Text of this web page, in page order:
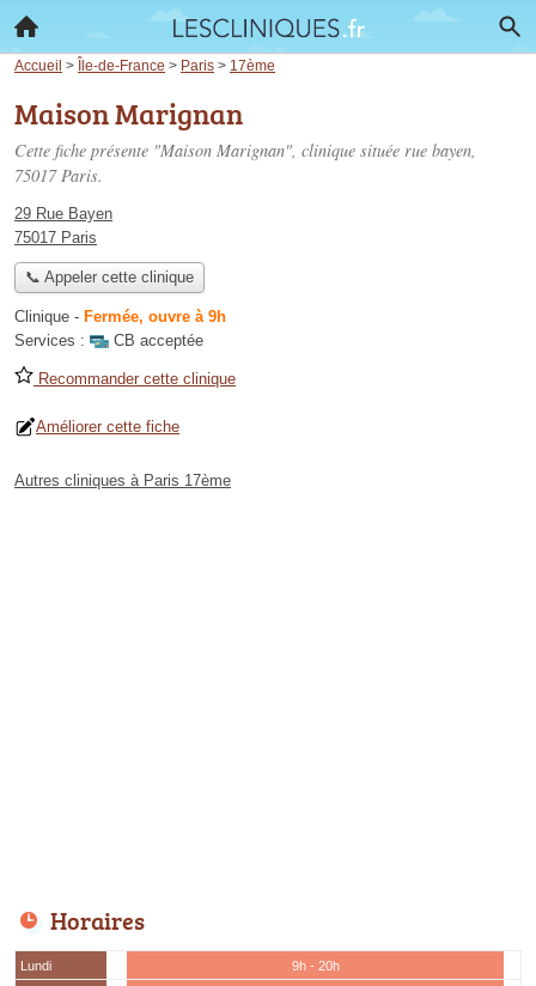
Accueil > Île-de-France > Paris > 17ème
Maison Marignan
Cette fiche présente "Maison Marignan", clinique située rue bayen,
75017 Paris.
29 Rue Bayen
75017 Paris
📞 Appeler cette clinique
Clinique - Fermée, ouvre à 9h
Services :
CB acceptée
Recommander cette clinique
Améliorer cette fiche
Autres cliniques à Paris 17ème
Horaires
Lundi
9h - 20h